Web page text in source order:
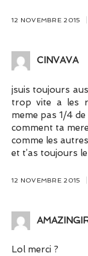
12 NOVEMBRE 2015
CINVAVA
jsuis toujours
trop vite a les
meme pas 1/4
comment ta
comme les
et t’as toujours
12 NOVEMBRE 2015
Lol merci ?